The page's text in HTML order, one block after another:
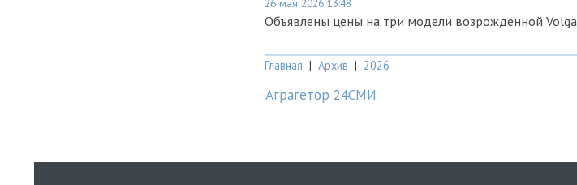
26 мая 2026 13:48
Объявлены цены на три модели возрожденной Volga
Главная | Архив | 2026
Аграгетор 24СМИ